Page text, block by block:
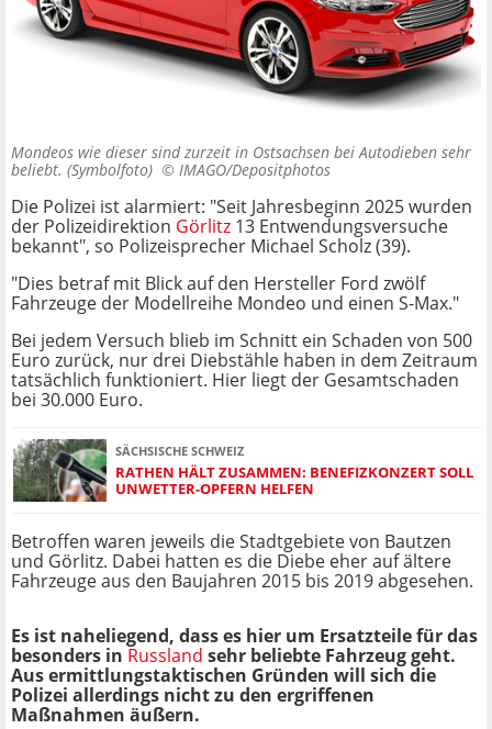
Mondeos wie dieser sind zurzeit in Ostsachsen bei Autodieben sehr
beliebt. (Symbolfoto) © IMAGO/Depositphotos
Die Polizei ist alarmiert: "Seit Jahresbeginn 2025 wurden
der Polizeidirektion Görlitz 13 Entwendungsversuche
bekannt", so Polizeisprecher Michael Scholz (39).
"Dies betraf mit Blick auf den Hersteller Ford zwölf
Fahrzeuge der Modellreihe Mondeo und einen S-Max."
Bei jedem Versuch blieb im Schnitt ein Schaden von 500
Euro zurück, nur drei Diebstähle haben in dem Zeitraum
tatsächlich funktioniert. Hier liegt der Gesamtschaden
bei 30.000 Euro.
SÄCHSISCHE SCHWEIZ
RATHEN HÄLT ZUSAMMEN: BENEFIZKONZERT SOLL
UNWETTER-OPFERN HELFEN
Betroffen waren jeweils die Stadtgebiete von Bautzen
und Görlitz. Dabei hatten es die Diebe eher auf ältere
Fahrzeuge aus den Baujahren 2015 bis 2019 abgesehen.
Es ist naheliegend, dass es hier um Ersatzteile für das
besonders in Russland sehr beliebte Fahrzeug geht.
Aus ermittlungstaktischen Gründen will sich die
Polizei allerdings nicht zu den ergriffenen
Maßnahmen äußern.